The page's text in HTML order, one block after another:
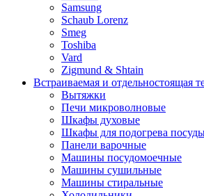
Samsung
Schaub Lorenz
Smeg
Toshiba
Vard
Zigmund & Shtain
Встраиваемая и отдельностоящая
Вытяжки
Печи микроволновые
Шкафы духовые
Шкафы для подогрева
Панели варочные
Машины посудомоечные
Машины сушильные
Машины стиральные